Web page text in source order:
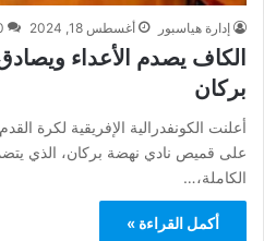
إدارة هياسبور أغسطس 18, 2024
الكاف يصدم الأعداء
بركان
على قميص نادي نهضة بركان، الذي
الكاملة،…
أكمل القراءة »